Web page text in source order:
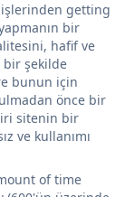
getting
bir
hafif ve
bir şekilde
bunun için
önce bir
sitenin bir
ve kullanımı
of time